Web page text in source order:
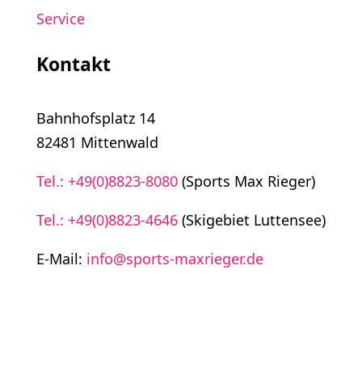
Service
Kontakt
Bahnhofsplatz 14
82481 Mittenwald
Tel.: +49(0)8823-8080(Sports Max Rieger)
Tel.: +49(0)8823-4646(Skigebiet Luttensee)
E-Mail: info@sports-maxrieger.de